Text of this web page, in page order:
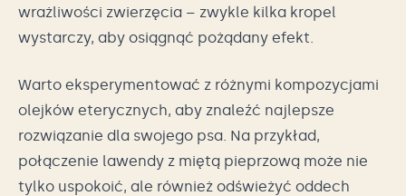
wrażliwości zwierzęcia – zwykle kilka kropel
wystarczy, aby osiągnąć pożądany efekt.
Warto eksperymentować z różnymi kompozycjami
olejków eterycznych, aby znaleźć najlepsze
rozwiązanie dla swojego psa. Na przykład,
połączenie lawendy z miętą pieprzową może nie
tylko uspokoić, ale również odświeżyć oddech